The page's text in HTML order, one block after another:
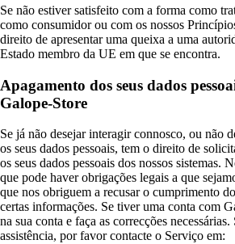
Se não estiver satisfeito com a forma como
como consumidor ou com os nossos
direito de apresentar uma queixa a uma
Estado membro da UE em que se encontra.
Apagamento dos seus dados
Galope-Store
Se já não desejar interagir connosco, ou não
os seus dados pessoais, tem o direito de
os seus dados pessoais dos nossos sistemas.
que pode haver obrigações legais a que
que nos obriguem a recusar o cumprimento
certas informações. Se tiver uma conta com
na sua conta e faça as correcções necessárias.
assistência, por favor contacte o Serviço em: